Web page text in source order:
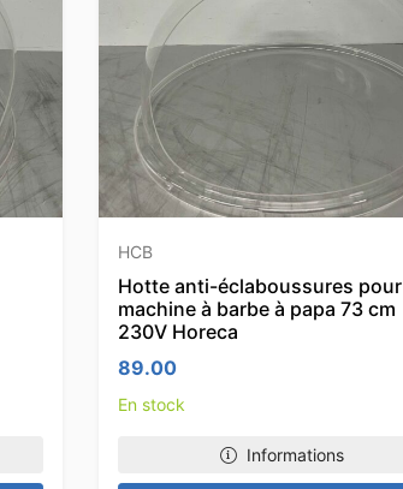
HCB
Hotte anti-éclaboussures pour
machine à barbe à papa 73 cm
230V Horeca
89.00
En stock
Informations